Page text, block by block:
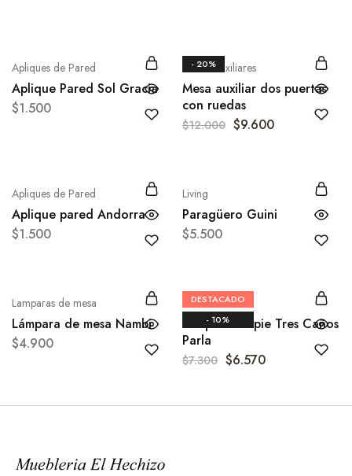
Apliques de Pared
Aplique Pared Sol Gracia
$1.500
- 20%
Mesas Auxiliares
Mesa auxiliar dos puertas
con ruedas
$12.000 $9.600
Apliques de Pared
Aplique pared Andorra
$1.500
Living
Paragüero Guini
$5.500
Lamparas de mesa
Lámpara de mesa Nambi
$4.900
DESTACADO
- 10%
Comedor
Lámpara de pie Tres Caños
Parla
$7.300 $6.570